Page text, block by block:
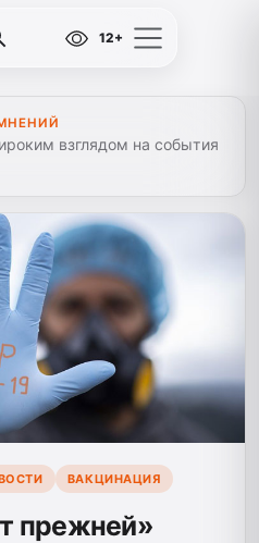
12+
взглядом на события
ВАКЦИНАЦИЯ
прежней»